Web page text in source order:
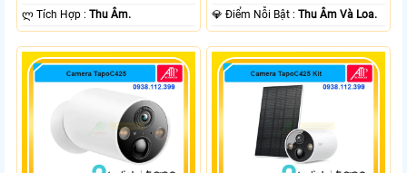
️ლ Tích Hợp :Thu Âm.
️💎 Điểm Nỗi Bật :Thu Âm Và Loa.